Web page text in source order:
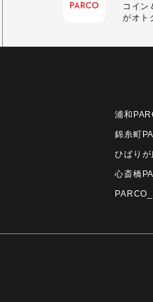
コイン
がオト
浦和
錦糸町
ひばり
心斎橋